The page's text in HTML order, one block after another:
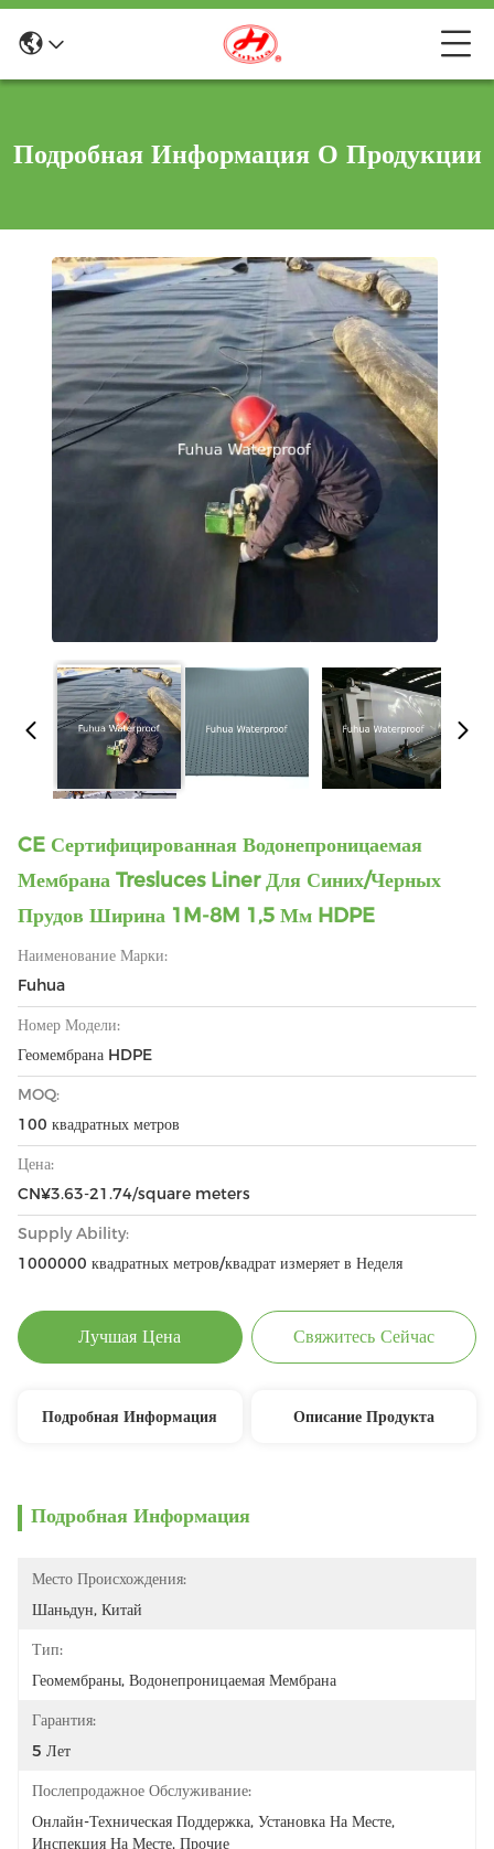
Подробная Информация О Продукции
CE Сертифицированная Водонепроницаемая
Мембрана Tresluces Liner Для Синих/черных
Прудов Ширина 1M-8M 1,5 Мм HDPE
Наименование Марки:
Fuhua
Номер Модели:
Геомембрана HDPE
MOQ:
100 квадратных метров
Цена:
CN¥3.63-21.74/square meters
Supply Ability:
1000000 квадратных метров/квадрат измеряет в Неделя
Лучшая Цена Свяжитесь Сейчас
Подробная Информация Описание Продукта
Подробная Информация
Место Происхождения:
Шаньдун, Китай
Тип:
Геомембраны, Водонепроницаемая Мембрана
Гарантия:
5 Лет
Послепродажное Обслуживание:
Онлайн-Техническая Поддержка, Установка На Месте,
Инспекция На Месте, Прочие